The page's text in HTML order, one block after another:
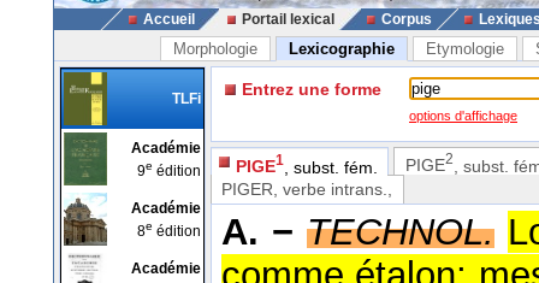
Accueil Portail lexical Corpus
Morphologie Lexicographie Etymologie
TLFi
Académie
9e édition
Académie
8e édition
Académie
Entrez une forme
options d'affichage
PIGE1 , subst. fém. PIGE2
, subst.
PIGER , verbe intrans.,
A. − TECHNOL.